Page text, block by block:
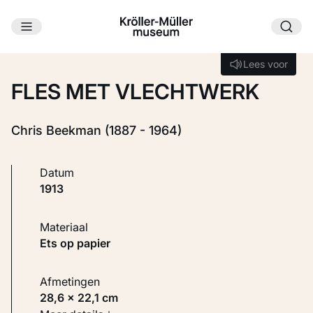
Ga naar hoofdinhoud
Lees voor
Lees voor
FLES MET VLECHTWERK
Chris Beekman (1887 - 1964)
Datum
1913
Materiaal
Ets op papier
Afmetingen
28,6 × 22,1 cm